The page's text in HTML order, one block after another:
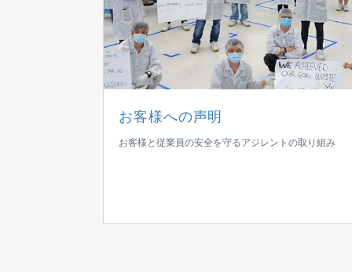
お客様への声明
お客様と従業員の安全を守るアジレントの取り組み